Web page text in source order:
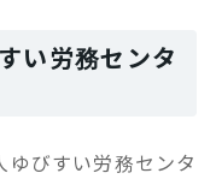
い労務センタ
すい労務センタ